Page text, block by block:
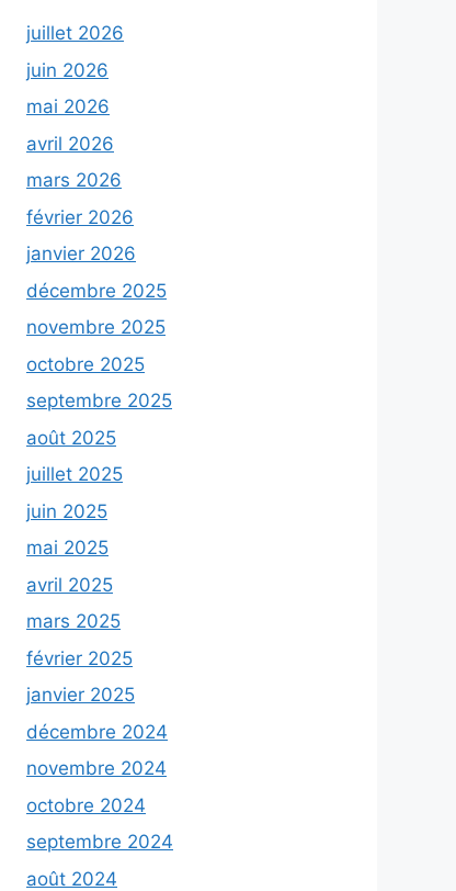
juillet 2026
juin 2026
mai 2026
avril 2026
mars 2026
février 2026
janvier 2026
décembre 2025
novembre 2025
octobre 2025
septembre 2025
août 2025
juillet 2025
juin 2025
mai 2025
avril 2025
mars 2025
février 2025
janvier 2025
décembre 2024
novembre 2024
octobre 2024
septembre 2024
août 2024